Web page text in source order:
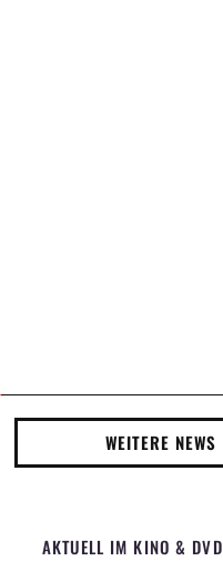
WEITERE NEWS
AKTUELL IM KINO & DVD